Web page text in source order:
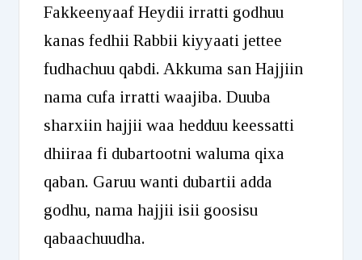
Fakkeenyaaf Heydii irratti godhuu
kanas fedhii Rabbii kiyyaati jettee
fudhachuu qabdi. Akkuma san Hajjiin
nama cufa irratti waajiba. Duuba
sharxiin hajjii waa hedduu keessatti
dhiiraa fi dubartootni waluma qixa
qaban. Garuu wanti dubartii adda
godhu, nama hajjii isii goosisu
qabaachuudha.